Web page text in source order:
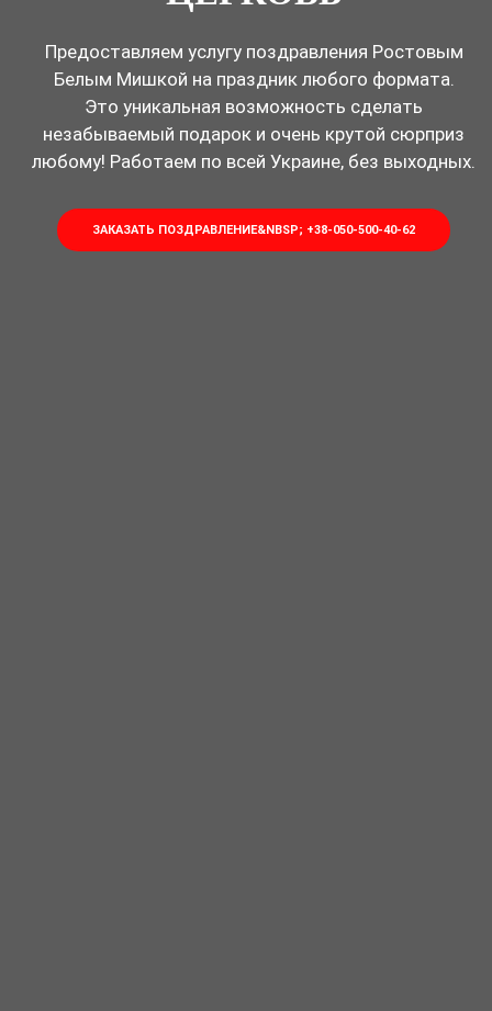
Предоставляем услугу поздравления Ростовым
Белым Мишкой на праздник любого формата.
Это уникальная возможность сделать
незабываемый подарок и очень крутой сюрприз
любому! Работаем по всей Украине, без выходных.
ЗАКАЗАТЬ ПОЗДРАВЛЕНИЕ&NBSP; +38-050-500-40-62